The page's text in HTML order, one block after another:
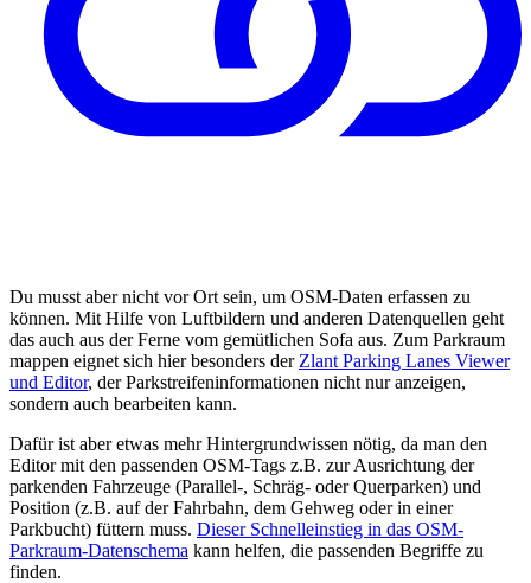
Du musst aber nicht vor Ort sein, um OSM-Daten erfassen zu
können. Mit Hilfe von Luftbildern und anderen Datenquellen geht
das auch aus der Ferne vom gemütlichen Sofa aus. Zum Parkraum
mappen eignet sich hier besonders der Zlant Parking Lanes Viewer
und Editor, der Parkstreifeninformationen nicht nur anzeigen,
sondern auch bearbeiten kann.
Dafür ist aber etwas mehr Hintergrundwissen nötig, da man den
Editor mit den passenden OSM-Tags z.B. zur Ausrichtung der
parkenden Fahrzeuge (Parallel-, Schräg- oder Querparken) und
Position (z.B. auf der Fahrbahn, dem Gehweg oder in einer
Parkbucht) füttern muss. Dieser Schnelleinstieg in das OSM-
Parkraum-Datenschema kann helfen, die passenden Begriffe zu
finden.